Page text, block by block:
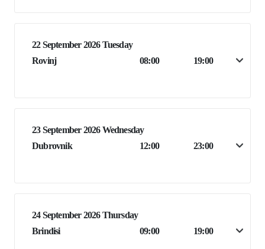
22 September 2026 Tuesday
Rovinj
08:00 19:00
23 September 2026 Wednesday
Dubrovnik
12:00 23:00
24 September 2026 Thursday
Brindisi
09:00 19:00